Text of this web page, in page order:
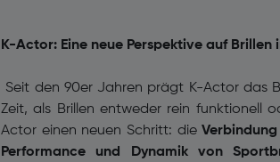
K-Actor: Eine neue Perspektive auf Brillen
Seit den 90er Jahren prägt K-Actor das
Zeit, als Brillen entweder rein funktionell
Actor einen neuen Schritt: die
Performance und Dynamik von